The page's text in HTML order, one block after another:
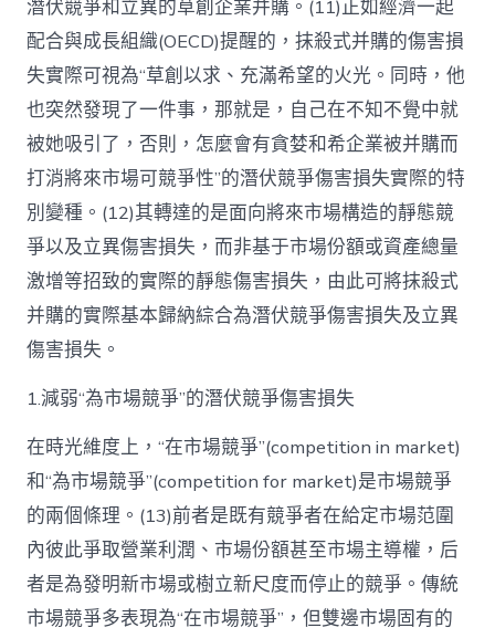
潛伏競爭和立異的草創企業并購。(11)正如經濟一起
配合與成長組織(OECD)提醒的，抹殺式并購的傷害損
失實際可視為“草創以求、充滿希望的火光。同時，他
也突然發現了一件事，那就是，自己在不知不覺中就
被她吸引了，否則，怎麼會有貪婪和希企業被并購而
打消將來市場可競爭性”的潛伏競爭傷害損失實際的特
別變種。(12)其轉達的是面向將來市場構造的靜態競
爭以及立異傷害損失，而非基于市場份額或資產總量
激增等招致的實際的靜態傷害損失，由此可將抹殺式
并購的實際基本歸納綜合為潛伏競爭傷害損失及立異
傷害損失。
1.減弱“為市場競爭”的潛伏競爭傷害損失
在時光維度上，“在市場競爭”(competition in market)
和“為市場競爭”(competition for market)是市場競爭
的兩個條理。(13)前者是既有競爭者在給定市場范圍
內彼此爭取營業利潤、市場份額甚至市場主導權，后
者是為發明新市場或樹立新尺度而停止的競爭。傳統
市場競爭多表現為“在市場競爭”，但雙邊市場固有的